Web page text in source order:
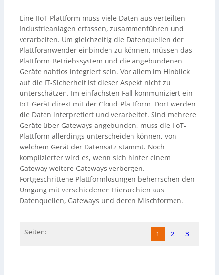
Eine IIoT-Plattform muss viele Daten aus verteilten
Industrieanlagen erfassen, zusammenführen und
verarbeiten. Um gleichzeitig die Datenquellen der
Plattforanwender einbinden zu können, müssen das
Plattform-Betriebssystem und die angebundenen
Geräte nahtlos integriert sein. Vor allem im Hinblick
auf die IT-Sicherheit ist dieser Aspekt nicht zu
unterschätzen. Im einfachsten Fall kommuniziert ein
IoT-Gerät direkt mit der Cloud-Plattform. Dort werden
die Daten interpretiert und verarbeitet. Sind mehrere
Geräte über Gateways angebunden, muss die IIoT-
Plattform allerdings unterscheiden können, von
welchem Gerät der Datensatz stammt. Noch
komplizierter wird es, wenn sich hinter einem
Gateway weitere Gateways verbergen.
Fortgeschrittene Plattformlösungen beherrschen den
Umgang mit verschiedenen Hierarchien aus
Datenquellen, Gateways und deren Mischformen.
Seiten: 1 2 3